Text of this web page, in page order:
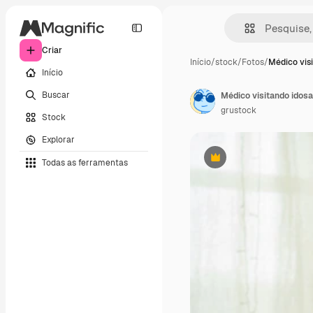
Criar
Início
Buscar
Stock
Explorar
Todas as ferramentas
Início/stock/Fotos/Médico
Premium
grustock